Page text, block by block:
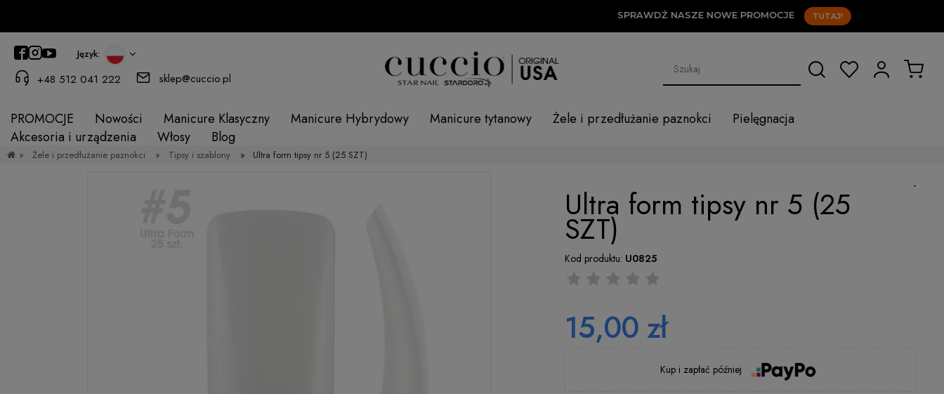
SPRAWDŹ NASZE NOWE PROMOCJE TUTAJ!
Język:
+48 512 041 222 sklep@cuccio.pl
PROMOCJE Nowości Manicure Klasyczny Manicure Hybrydowy Manicure tytanowy Żele i przedłużanie paznokci
Pielęgnacja
Akcesoria i urządzenia
Włosy Blog
» Żele i przedłużanie paznokci » Tipsy i szablony » Ultra form tipsy nr 5 (25 SZT)
-
Ultra form tipsy nr 5 (25
SZT)
Kod produktu: U0825
15,00 zł
Kup i zapłać później